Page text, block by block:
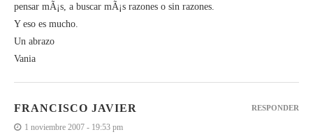
pensar mÃ¡s, a buscar mÃ¡s razones o sin razones.
Y eso es mucho.
Un abrazo
Vania
FRANCISCO JAVIER
1 noviembre 2007 - 19:53 pm
RESPONDER